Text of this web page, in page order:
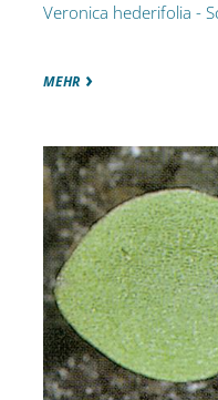
Veronica hederifolia -
MEHR